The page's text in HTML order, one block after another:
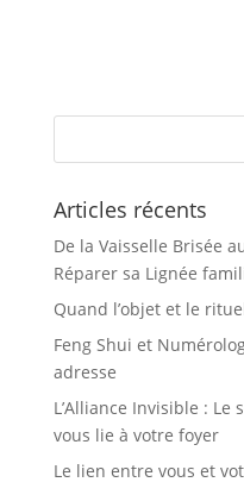
Articles récents
De la Vaisselle Brisée
Réparer sa Lignée
Quand l’objet et le
Feng Shui et
adresse
L’Alliance Invisible :
vous lie à votre foyer
Le lien entre vous et